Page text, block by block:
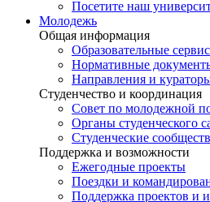
Посетите наш
Молодежь
Общая информация
Образовательные
Нормативные
Направления и
Студенчество и координация
Совет по молодежной
Органы студенческого
Студенческие
Поддержка и возможности
Ежегодные проекты
Поездки и
Поддержка проектов и